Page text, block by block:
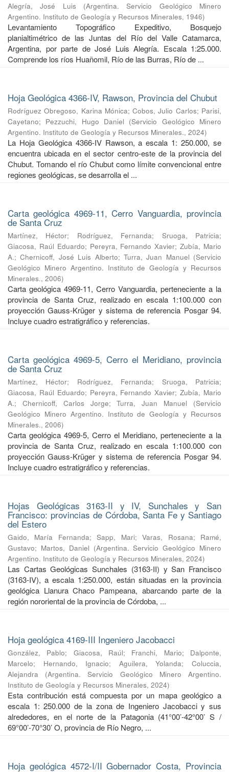
Alegría, José Luis (Argentina. Servicio Geológico Minero
Argentino. Instituto de Geología y Recursos Minerales, 1946)
Levantamiento Topográfico Expeditivo, Bosquejo
planialtimétrico de las Juntas del Río del Valle Catamarca,
Argentina, por parte de José Luis Alegría. Escala 1:25.000.
Comprende los ríos Huañomil, Río de las Burras, Río de ...
Hoja Geológica 4366-IV, Rawson, Provincia del Chubut
Rodríguez Obregoso, Karina Mónica;Cobos, Julio Carlos; Parisi,
Cayetano; Pezzuchi, Hugo Daniel (Servicio Geológico Minero
Argentino. Instituto de Geología y Recursos Minerales., 2024)
La Hoja Geológica 4366-IV Rawson, a escala 1: 250.000, se
encuentra ubicada en el sector centro-este de la provincia del
Chubut. Tomando el río Chubut como límite convencional entre
regiones geológicas, se desarrolla el ...
Carta geológica 4969-11, Cerro Vanguardia, provincia
de Santa Cruz
Martínez, Héctor; Rodríguez, Fernanda; Sruoga, Patricia;
Giacosa, Raúl Eduardo; Pereyra, Fernando Xavier;Zubía, Mario
A.;Chernicoff, José Luis Alberto; Turra, Juan Manuel (Servicio
Geológico Minero Argentino. Instituto de Geología y Recursos
Minerales., 2006)
Carta geológica 4969-11, Cerro Vanguardia, perteneciente a la
provincia de Santa Cruz, realizado en escala 1:100.000 con
proyección Gauss-Krüger y sistema de referencia Posgar 94.
Incluye cuadro estratigráfico y referencias.
Carta geológica 4969-5, Cerro el Meridiano, provincia
de Santa Cruz
Martínez, Héctor; Rodríguez, Fernanda; Sruoga, Patricia;
Giacosa, Raúl Eduardo; Pereyra, Fernando Xavier;Zubía, Mario
A.; Chernicoff, Carlos Jorge;Turra, Juan Manuel (Servicio
Geológico Minero Argentino. Instituto de Geología y Recursos
Minerales., 2006)
Carta geológica 4969-5, Cerro el Meridiano, perteneciente a la
provincia de Santa Cruz, realizado en escala 1:100.000 con
proyección Gauss-Krüger y sistema de referencia Posgar 94.
Incluye cuadro estratigráfico y referencias.
Hojas Geológicas 3163-II y IV, Sunchales y San
Francisco: provincias de Córdoba, Santa Fe y Santiago
del Estero
Gaido, María Fernanda;Sapp, Mari;Varas, Rosana; Ramé,
Gustavo; Martos, Daniel (Argentina. Servicio Geológico Minero
Argentino. Instituto de Geología y Recursos Minerales, 2024)
Las Cartas Geológicas Sunchales (3163-II) y San Francisco
(3163-IV), a escala 1:250.000, están situadas en la provincia
geológica Llanura Chaco Pampeana, abarcando parte de la
región nororiental de la provincia de Córdoba, ...
Hoja geológica 4169-III Ingeniero Jacobacci
González, Pablo; Giacosa, Raúl; Franchi, Mario; Dalponte,
Marcelo; Hernando, Ignacio; Aguilera, Yolanda;Coluccia,
Alejandra
(Argentina. Servicio Geológico Minero Argentino.
Instituto de Geología y Recursos Minerales, 2024)
Esta contribución está compuesta por un mapa geológico a
escala 1: 250.000 de la zona de Ingeniero Jacobacci y sus
alrededores, en el norte de la Patagonia (41°00’-42°00’ S /
69°00’-70°30’ O, provincia de Río Negro, ...
Hoja geológica 4572-I/II Gobernador Costa, Provincia